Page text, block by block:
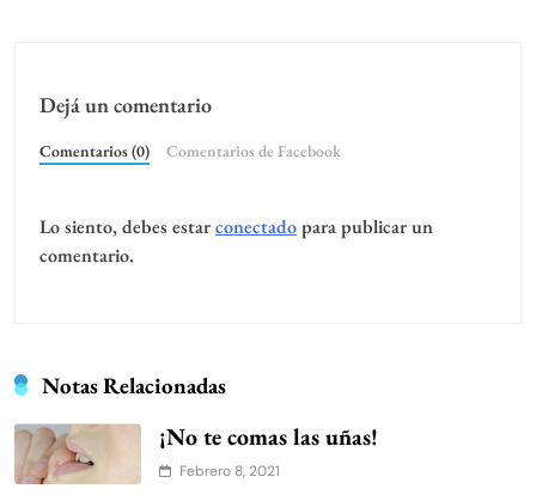
Dejá un comentario
Comentarios (0) Comentarios de Facebook
Lo siento, debes estarconectadopara publicar un
comentario.
Notas Relacionadas
¡No te comas las uñas!
Febrero 8, 2021